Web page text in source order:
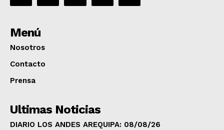
Menú
Nosotros
Contacto
Prensa
Ultimas Noticias
DIARIO LOS ANDES AREQUIPA: 08/08/26